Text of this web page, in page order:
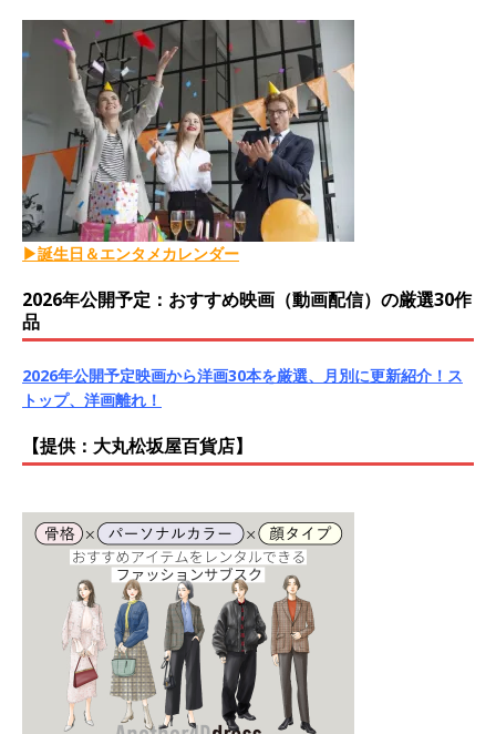
▶誕生日＆エンタメカレンダー
2026年公開予定：おすすめ映画（動画配信）の厳選30作
品
2026年公開予定映画から洋画30本を厳選、月別に更新紹介！ス
トップ、洋画離れ！
【提供：大丸松坂屋百貨店】